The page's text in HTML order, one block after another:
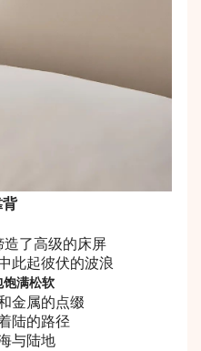
背
了高级的床屏
此起彼伏的波浪
饱满松软
金属的点缀
陆的路径
与陆地